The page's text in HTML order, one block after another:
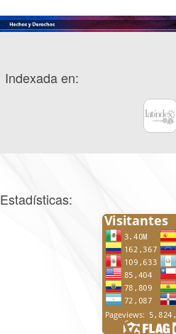
Indexada en:
Estadísticas: